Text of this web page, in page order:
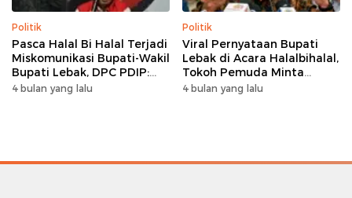
Politik
Pasca Halal Bi Halal Terjadi
Miskomunikasi Bupati-Wakil
Bupati Lebak, DPC PDIP:
Kami Tetap Solid dan Akan
4 bulan yang lalu
Politik
Viral Pernyataan Bupati
Lebak di Acara Halalbihalal,
Tokoh Pemuda Minta
Bersatu hingga Usul
4 bulan yang lalu